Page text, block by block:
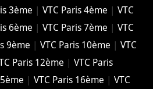
3ème |VTC Paris 4ème |VTC
6ème |VTC Paris 7ème |VTC
9ème | VTC Paris 10ème | VTC
Paris 12ème |VTC Paris
|VTC Paris 16ème |VTC